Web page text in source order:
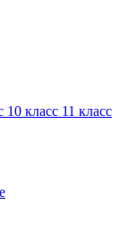
10 класс 11 класс